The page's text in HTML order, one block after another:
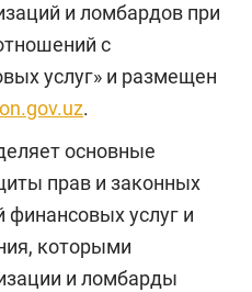
и ломбардов при
с
услуг» и размещен
.
основные
прав и законных
финансовых услуг и
которыми
и ломбарды